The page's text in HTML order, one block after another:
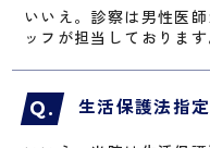
いいえ。診察は男性医
ッフが担当しております
生活保護法指